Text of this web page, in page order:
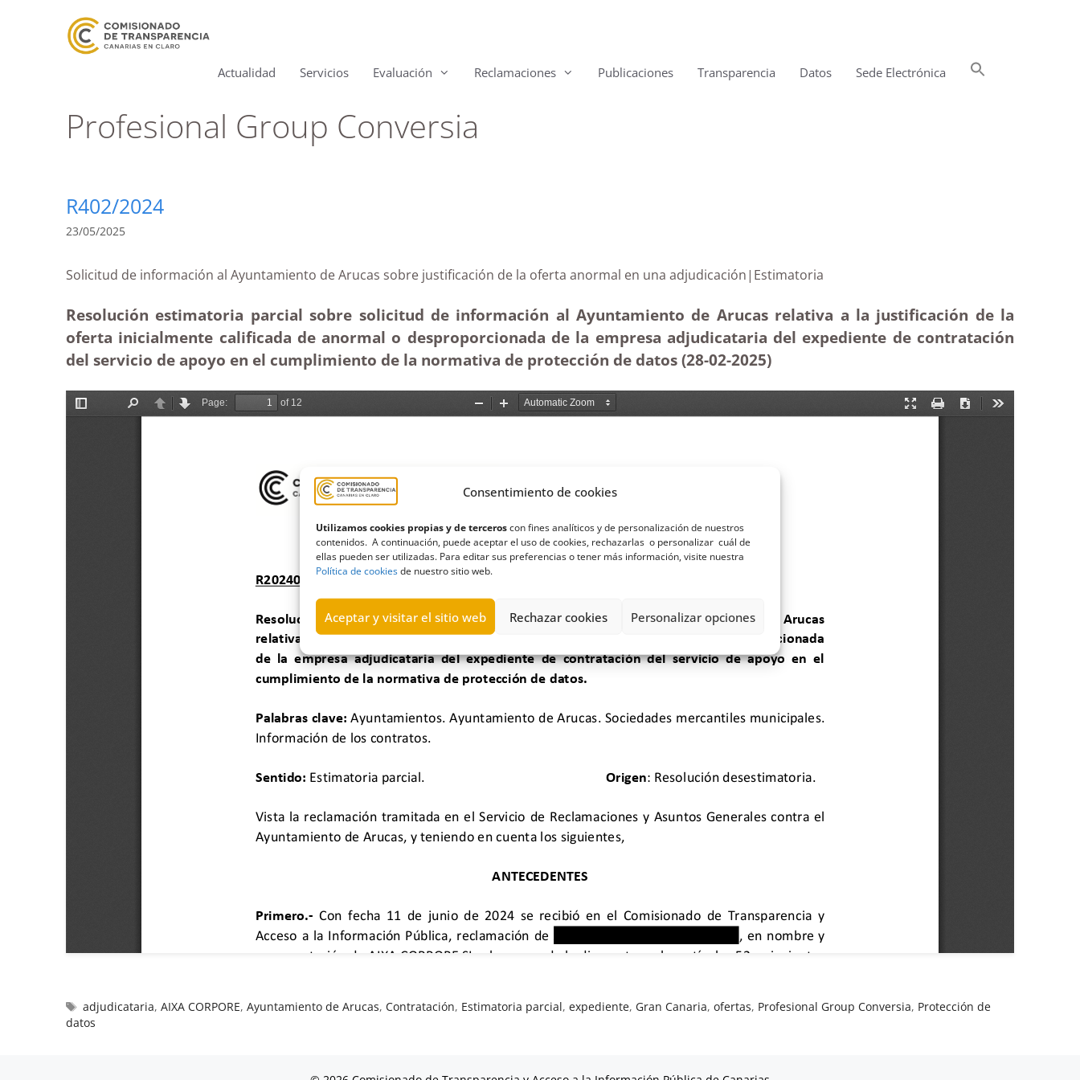
Consentimiento de cookies
Utilizamos cookies propias y de terceroscon fines analíticos y de personalización de nuestros
contenidos. A continuación, puede aceptar el uso de cookies, rechazarlas o personalizar cuál de
ellas pueden ser utilizadas. Para editar sus preferencias o tener más información, visite nuestra
Política de cookiesde nuestro sitio web.
Aceptar y visitar el sitio web Rechazar cookies Personalizar opciones
Actualidad Servicios Evaluación Reclamaciones Publicaciones Transparencia Datos Sede Electrónica
Profesional Group Conversia
R402/2024
23/05/2025
Solicitud de información al Ayuntamiento de Arucas sobre justificación de la oferta anormal en una adjudicación|Estimatoria
Resolución estimatoria parcial sobre solicitud de información al Ayuntamiento de Arucas relativa a la justificación de la
oferta inicialmente calificada de anormal o desproporcionada de la empresa adjudicataria del expediente de contratación
del servicio de apoyo en el cumplimiento de la normativa de protección de datos (28-02-2025)
adjudicataria,AIXA CORPORE,Ayuntamiento de Arucas,Contratación, Estimatoria parcial,expediente, Gran Canaria,ofertas, Profesional Group Conversia, Protección de
datos